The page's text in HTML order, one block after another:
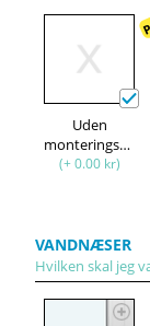
Uden
monteringssæt
(+ 0.00 kr)
VANDNÆSER
Hvilken skal jeg